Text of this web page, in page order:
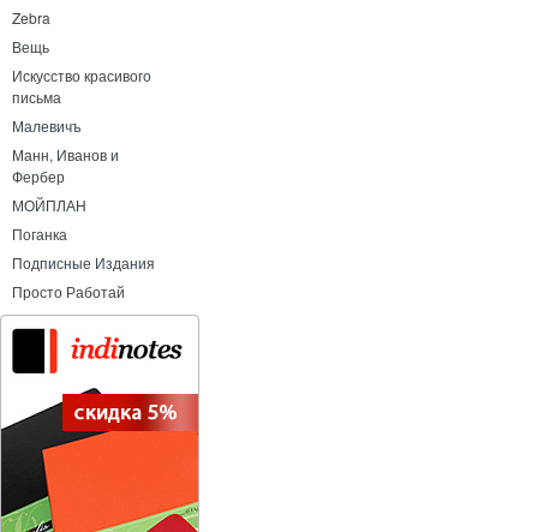
Zebra
Вещь
Искусство красивого
письма
Малевичъ
Манн, Иванов и
Фербер
МОЙПЛАН
Поганка
Подписные Издания
Просто Работай